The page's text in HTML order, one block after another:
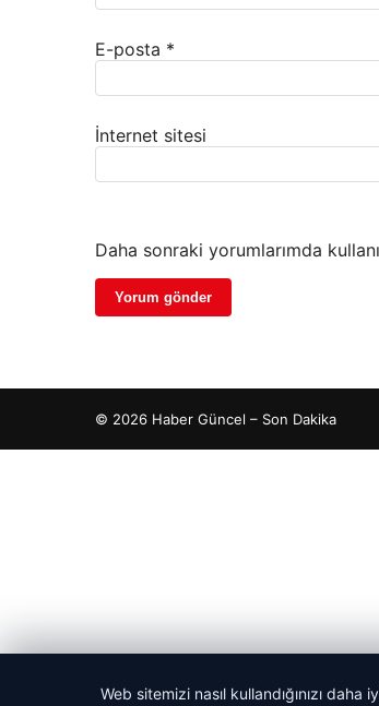
E-posta *
İnternet sitesi
Daha sonraki yorumlarımda
© 2026 Haber Güncel – Son Dakika
Web sitemizi nasıl kullandığınızı